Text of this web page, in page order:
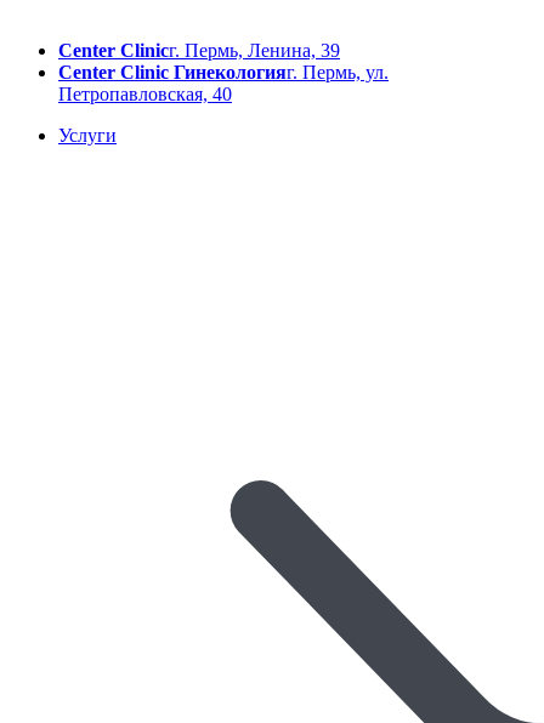
Center Clinicг. Пермь, Ленина, 39
Center Clinic Гинекологияг. Пермь, ул.
Петропавловская, 40
Услуги